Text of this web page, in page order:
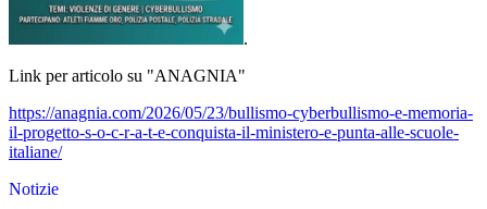
.
Link per articolo su "ANAGNIA"
https://anagnia.com/2026/05/23/bullismo-cyberbullismo-e-memoria-
il-progetto-s-o-c-r-a-t-e-conquista-il-ministero-e-punta-alle-scuole-
italiane/
Notizie